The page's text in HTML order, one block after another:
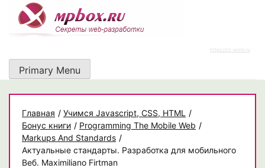
content
https://rz-work.ru
Primary Menu
Главная / Учимся Javascript, CSS, HTML
/
Бонус книги / Programming The Mobile Web /
Markups And Standards /
Актуальные стандарты. Разработка для мобильного
Веб. Maximiliano Firtman